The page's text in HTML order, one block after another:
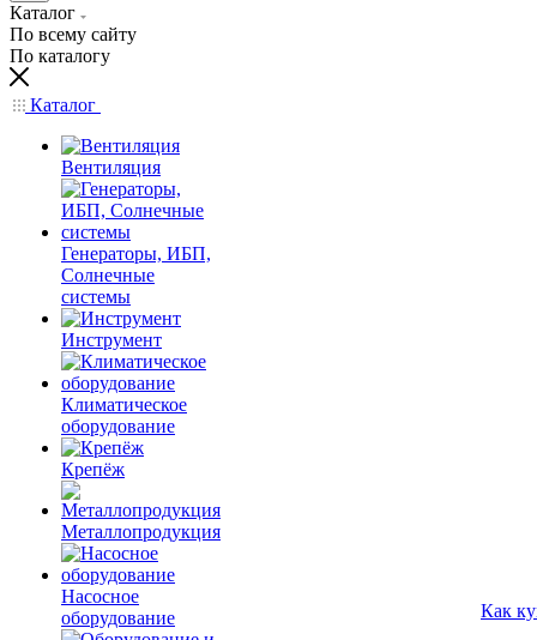
Каталог
По всему сайту
По каталогу
Каталог
Вентиляция
Генераторы, ИБП,
Солнечные
системы
Инструмент
Климатическое
оборудование
Крепёж
Металлопродукция
Насосное
оборудование
Как